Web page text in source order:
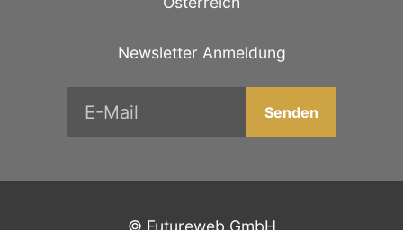
Newsletter Anmeldung
© Futureweb GmbH